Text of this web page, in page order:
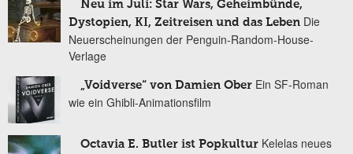
Neu im Juli: Star Wars, Geheimbünde,
Dystopien, KI, Zeitreisen und das Leben Die
Neuerscheinungen der Penguin-Random-House-
Verlage
„Voidverse“ von Damien Ober Ein SF-Roman
wie ein Ghibli-Animationsfilm
Octavia E. Butler ist Popkultur Kelelas neues